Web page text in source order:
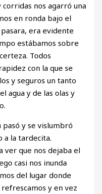
nos agarró una
en ronda bajo el
era evidente
estábamos sobre
Todos
con la que se
y seguros un tanto
agua y de las olas y
pasó y se vislumbró
a la tardecita.
ver que nos dejaba el
casi nos inunda
del lugar donde
y en vez